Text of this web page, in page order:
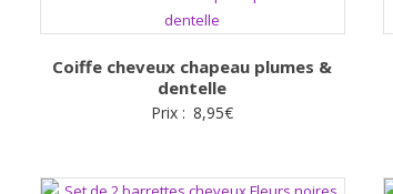
Coiffe cheveux chapeau plumes &
dentelle
Prix : 8,95€